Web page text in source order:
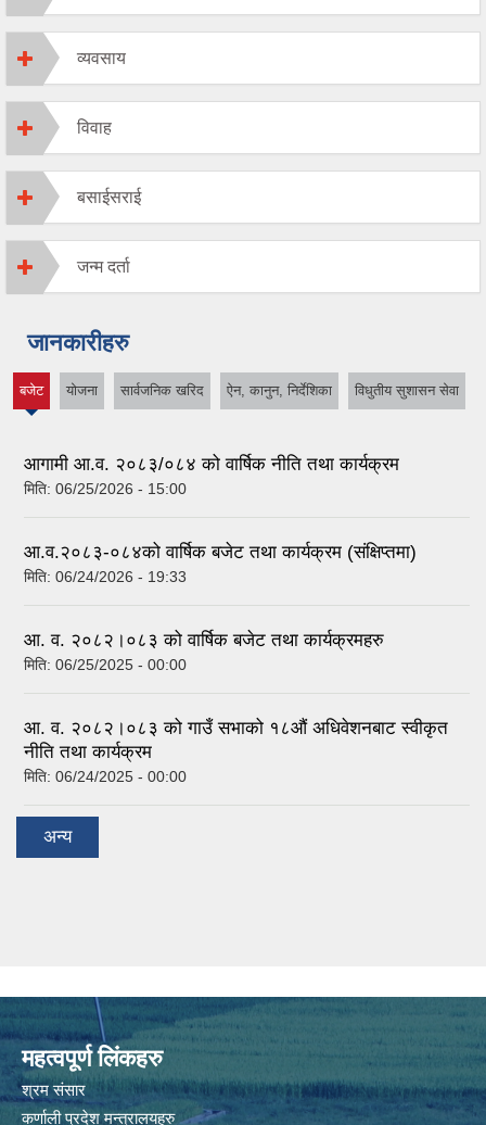
व्यवसाय
विवाह
बसाईसराई
जन्म दर्ता
जानकारीहरु
बजेट योजना सार्वजनिक खरिद ऐन, कानुन, निर्देशिका विधुतीय सुशासन सेवा
आगामी आ.व. २०८३/०८४ को वार्षिक नीति तथा कार्यक्रम
मिति: 06/25/2026 - 15:00
आ.व.२०८३-०८४को वार्षिक बजेट तथा कार्यक्रम (संक्षिप्तमा)
मिति: 06/24/2026 - 19:33
आ. व. २०८२।०८३ को वार्षिक बजेट तथा कार्यक्रमहरु
मिति: 06/25/2025 - 00:00
आ. व. २०८२।०८३ को गाउँ सभाको १८औं अधिवेशनबाट स्वीकृत
नीति तथा कार्यक्रम
मिति: 06/24/2025 - 00:00
अन्य
महत्वपूर्ण लिंकहरु
श्रम संसार
कर्णाली प्रदेश मन्त्रालयहरु